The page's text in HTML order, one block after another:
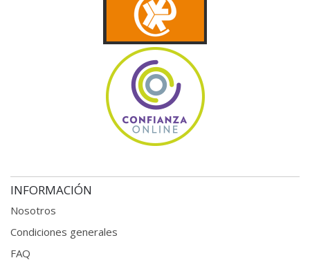
INFORMACIÓN
Nosotros
Condiciones generales
FAQ